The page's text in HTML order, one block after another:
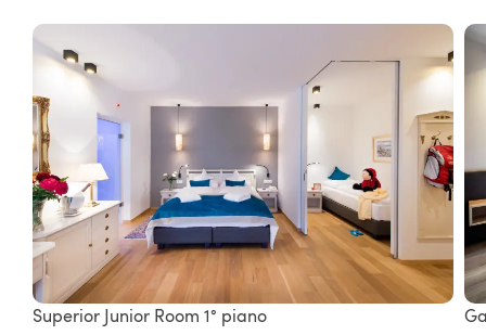
Superior Junior Room 1° piano